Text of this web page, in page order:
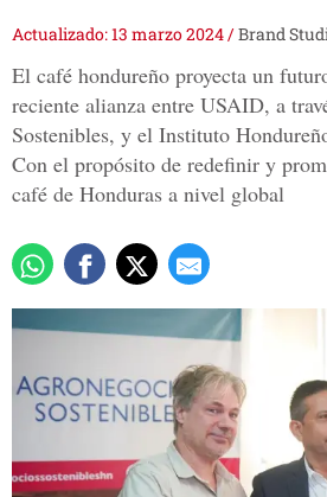
Actualizado: 13 marzo 2024/Brand
El café hondureño proyecta un
reciente alianza entre USAID, a
Sostenibles, y el Instituto
Con el propósito de redefinir y
café de Honduras a nivel global